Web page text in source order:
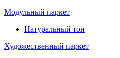
Модульный паркет
Натуральный тон
Художественный паркет